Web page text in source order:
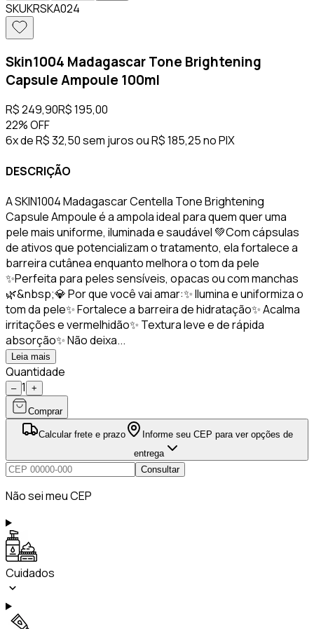
SKUKRSKA024
Skin1004 Madagascar Tone Brightening
Capsule Ampoule 100ml
R$ 249,90R$ 195,00
22%OFF
6x de R$ 32,50 sem jurosouR$ 185,25no PIX
DESCRIÇÃO
A SKIN1004 Madagascar Centella Tone Brightening
Capsule Ampoule é a ampola ideal para quem quer uma
pele mais uniforme, iluminada e saudável 💚Com cápsulas
de ativos que potencializam o tratamento, ela fortalece a
barreira cutânea enquanto melhora o tom da pele
✨Perfeita para peles sensíveis, opacas ou com manchas
🌿&nbsp;💎 Por que você vai amar:✨ Ilumina e uniformiza o
tom da pele✨ Fortalece a barreira de hidratação✨ Acalma
irritações e vermelhidão✨ Textura leve e de rápida
absorção✨ Não deixa...
Leia mais
Quantidade
– 1 +
Comprar
Calcular frete e prazo
Informe seu CEP para ver opções de
entrega
Consultar
Não sei meu CEP
Cuidados